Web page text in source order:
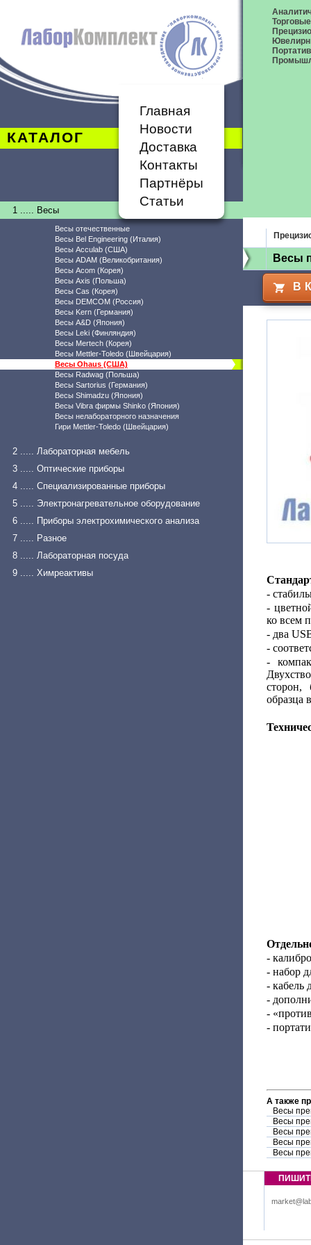
КАТАЛОГ
Главная
Новости
Доставка
Контакты
Партнёры
Статьи
1 ..... Весы
Весы отечественные
Весы Bel Engineering (Италия)
Весы Acculab (США)
Весы ADAM (Великобритания)
Весы Acom (Корея)
Весы Axis (Польша)
Весы Cas (Корея)
Весы DEMCOM (Россия)
Весы Kern (Германия)
Весы A&D (Япония)
Весы Leki (Финляндия)
Весы Mertech (Корея)
Весы Mettler-Toledo (Швейцария)
Весы Ohaus (США)
Весы Radwag (Польша)
Весы Sartorius (Германия)
Весы Shimadzu (Япония)
Весы Vibra фирмы Shinko (Япония)
Весы нелабораторного назначения
Гири Mettler-Toledo (Швейцария)
2 ..... Лабораторная мебель
3 ..... Оптические приборы
4 ..... Специализированные приборы
5 ..... Электронагревательное оборудование
6 ..... Приборы электрохимического анализа
7 ..... Разное
8 ..... Лабораторная посуда
9 ..... Химреактивы
Весы
В
-
-
ко всем
- два
-
-
сторон,
образца
-
- набор
- кабель
-
-
-
А также
Весы
Весы
Весы
Весы
Весы